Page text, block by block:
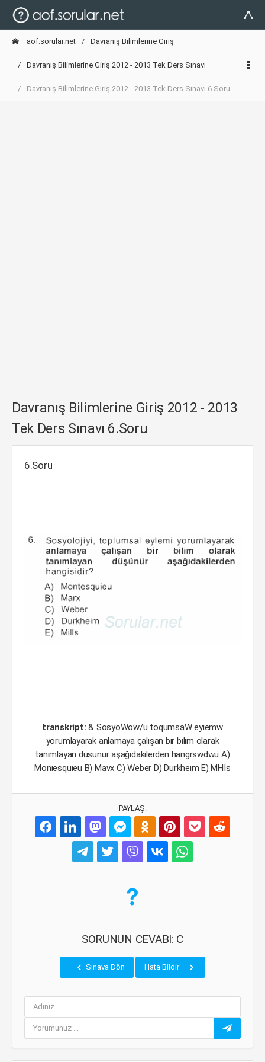
aof.sorular.net Davranış Bilimlerine Giriş
Davranış Bilimlerine Giriş 2012 - 2013 Tek Ders Sınavı
Davranış Bilimlerine Giriş 2012 - 2013 Tek Ders Sınavı 6.Soru
Davranış Bilimlerine Giriş 2012 - 2013
Tek Ders Sınavı 6.Soru
6.Soru
transkript:& SosyoWow/u toqumsaW eyiemw
yorumlayarak anlamaya çalışan bır bılım olarak
tanımlayan dusunur aşağıdakilerden hangrswdwü A)
Monıesquıeu B) Mavx C) Weber D) Durkheım E) MHIs
PAYLAŞ:
SORUNUN CEVABI: C
Sınava Dön Hata Bildir